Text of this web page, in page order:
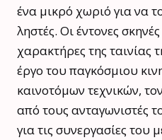
ένα μικρό χωριό για να
ληστές. Οι έντονες
χαρακτήρες της ταινίας
έργο του παγκόσμιου
καινοτόμων τεχνικών,
από τους ανταγωνιστές
για τις συνεργασίες του